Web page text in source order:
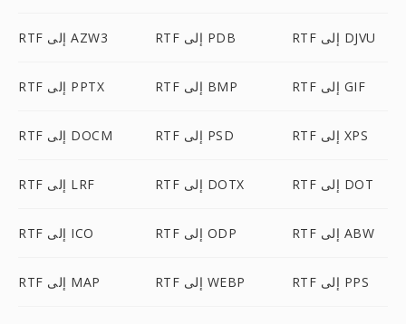
RTF إلى AZW3 RTF إلى PDB RTF إلى DJVU
RTF إلى PPTX RTF إلى BMP RTF إلى GIF
RTF إلى DOCM RTF إلى PSD RTF إلى XPS
RTF إلى LRF RTF إلى DOTX RTF إلى DOT
RTF إلى ICO RTF إلى ODP RTF إلى ABW
RTF إلى MAP RTF إلى WEBP RTF إلى PPS